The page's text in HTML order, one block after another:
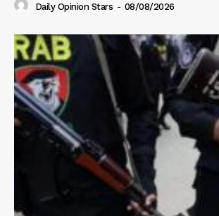
Daily Opinion Stars - 08/08/2026